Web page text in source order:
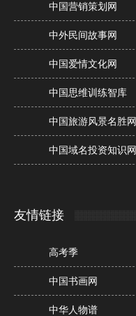
中国营销策划网
中外民间故事网
中国爱情文化网
中国思维训练智库
中国旅游风景名胜网
中国域名投资知识网
友情链接
高考季
中国书画网
中华人物谱